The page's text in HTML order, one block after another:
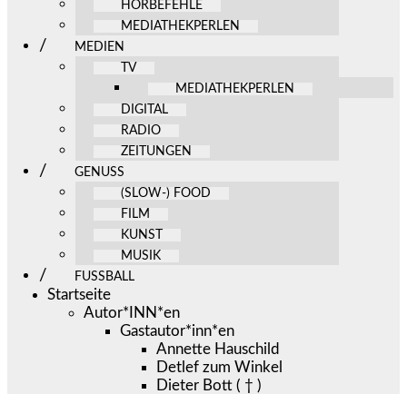
HÖRBEFEHLE
MEDIATHEKPERLEN
MEDIEN
TV
MEDIATHEKPERLEN
DIGITAL
RADIO
ZEITUNGEN
GENUSS
(SLOW-) FOOD
FILM
KUNST
MUSIK
FUSSBALL
Startseite
Autor*INN*en
Gastautor*inn*en
Annette Hauschild
Detlef zum Winkel
Dieter Bott ( † )